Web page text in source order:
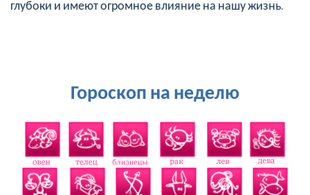
глубоки и имеют огромное влияние на нашу жизнь.
Гороскоп на неделю